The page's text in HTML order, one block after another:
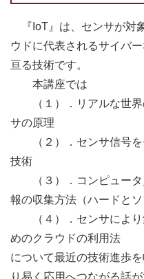
『IoT』は、センサが対
ウドに代表されるサイバ
亘る技術です。
本講座では
（１）．リアルな世界
サの原理
（２）．センサ信号を
技術
（３）．コンピュータ
報の収集方法（ハードとソ
（４）．センサにより
めのクラウドの利用法
について最近の技術進歩
り易く応用へつながる話